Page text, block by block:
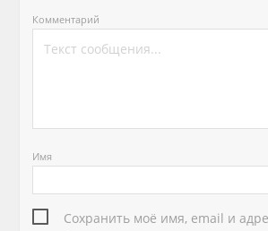
Комментарий
Имя
Сохранить моё имя, email и